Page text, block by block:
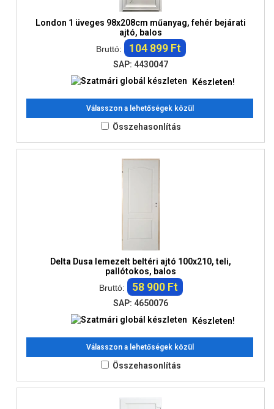
London 1 üveges 98x208cm műanyag, fehér bejárati
ajtó, balos
Bruttó:
104 899 Ft
SAP: 4430047
Készleten!
Válasszon a lehetőségek közül
Összehasonlítás
Delta Dusa lemezelt beltéri ajtó 100x210, teli,
pallótokos, balos
Bruttó:
58 900 Ft
SAP: 4650076
Készleten!
Válasszon a lehetőségek közül
Összehasonlítás